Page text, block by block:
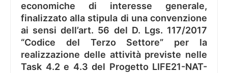
economiche di interesse generale,
finalizzato alla stipula di una convenzione
ai sensi dell’art. 56 del D. Lgs. 117/2017
“Codice del Terzo Settore” per la
realizzazione delle attività previste nelle
Task 4.2 e 4.3 del Progetto LIFE21-NAT-